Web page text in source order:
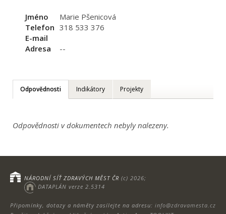
Jméno
Marie Pšenicová
Telefon 318 533 376
E-mail
Adresa
--
Odpovědnosti Indikátory Projekty
Odpovědnosti v dokumentech nebyly nalezeny.
Připomínky, dotazy a náměty zasílejte na adresu: info@zdravamesta.cz
NÁRODNÍ SÍŤ ZDRAVÝCH MĚST ČR (c) 2026;
DATAPLÁN verze 2.5314